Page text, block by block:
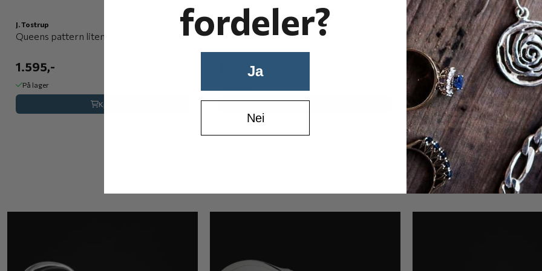
J. Tostrup
Queens pattern liten sauseskje
1.595,-
På lager
Kjøp
J. Tostrup
Queens pattern stor sauseskje
1.995,-
J. Tostrup
Queens pattern
1.995,-
Ikke på lager
Kjøp
fordeler?
Ja
Nei